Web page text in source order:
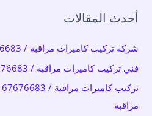
ث
ن
:
أحدث المقالات
شركة تركيب كاميرات مراقبة / 67676683 / تركيب كاميرات ايمو
فني تركيب كاميرات مراقبة / 67676683 / صيانة كاميرات
مراقبة